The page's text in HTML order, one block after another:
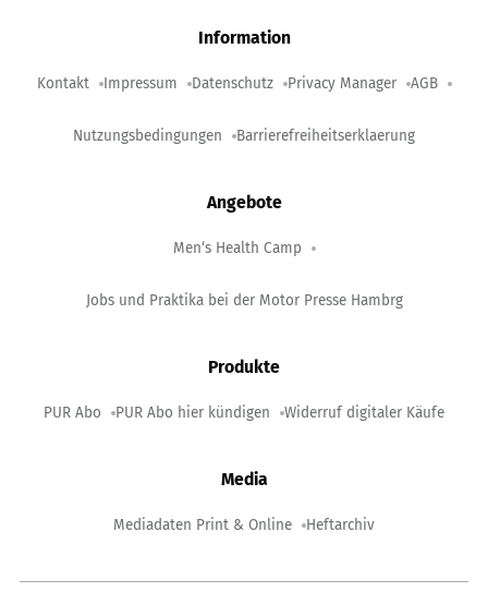
Information
Kontakt Impressum Datenschutz Privacy Manager AGB
Nutzungsbedingungen Barrierefreiheitserklaerung
Angebote
Men‘s Health Camp
Jobs und Praktika bei der Motor Presse Hambrg
Produkte
PUR Abo PUR Abo hier kündigen Widerruf digitaler Käufe
Media
Mediadaten Print & Online Heftarchiv